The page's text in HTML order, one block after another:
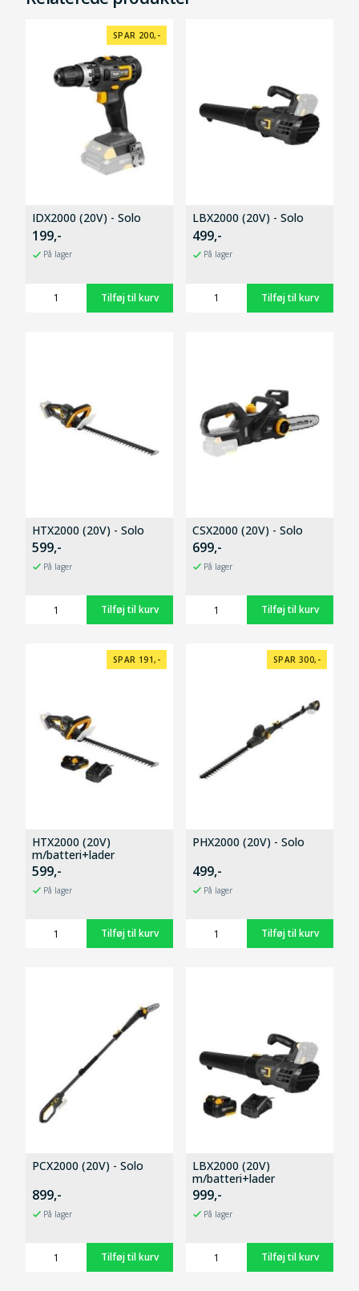
SPAR 200,-
IDX2000 (20V) - Solo
199,-
På lager
LBX2000 (20V) - Solo
499,-
På lager
HTX2000 (20V) - Solo
599,-
På lager
CSX2000 (20V) - Solo
699,-
På lager
SPAR 191,-
HTX2000 (20V)
m/batteri+lader
599,-
På lager
SPAR 300,-
PHX2000 (20V) - Solo
499,-
På lager
PCX2000 (20V) - Solo
899,-
På lager
LBX2000 (20V)
m/batteri+lader
999,-
På lager